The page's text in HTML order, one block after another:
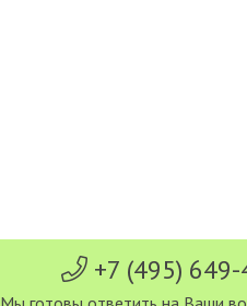
+7 (495)